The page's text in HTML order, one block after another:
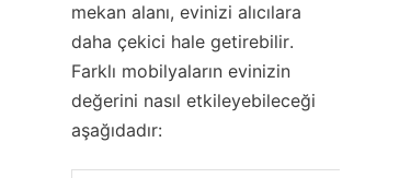
mekan alanı, evinizi alıcılara
daha çekici hale getirebilir.
Farklı mobilyaların evinizin
değerini nasıl etkileyebileceği
aşağıdadır: